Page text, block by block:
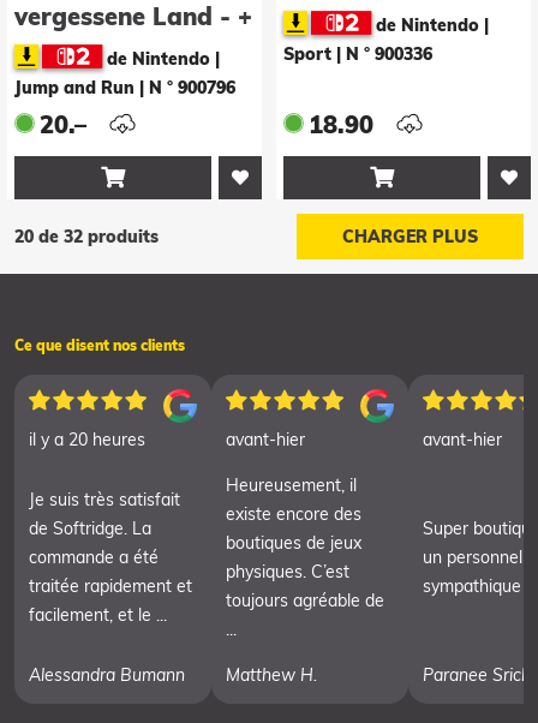
vergessene Land - +
Die Sternensplitter-
Welt Upgrade Pack
de Nintendo |
Jump and Run
N ° 900796
20.–

de Nintendo |
Sport
N ° 900336
18.90

20 de 32 produits CHARGER PLUS
Ce que disent nos clients
il y a 20 heures
Je suis très satisfait
de Softridge. La
commande a été
traitée rapidement et
facilement, et le ...
Alessandra Bumann
avant-hier
Heureusement, il
existe encore des
boutiques de jeux
physiques. C’est
toujours agréable de
...
Matthew H.
avant-hier
Super
un personnel
sympathique
Paranee